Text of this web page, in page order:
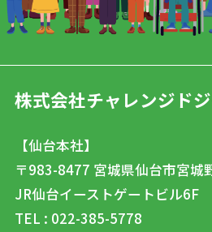
株式会社チャレンジド
【仙台本社】
〒983-8477 宮城県仙台市宮城
JR仙台イーストゲートビル6F
TEL : 022-385-5778